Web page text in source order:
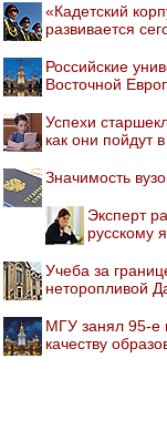
«Кадетский
развивается
Российские
Восточной
Успехи
как они пойдут
Значимость
Эксперт
русскому
Учеба за
неторопливой
МГУ занял 95-е
качеству